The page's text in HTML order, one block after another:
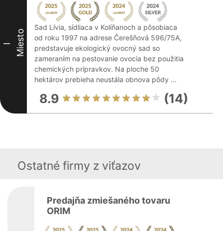
I Miesto
Sad Lívia, sídliaca v Kolíňanoch a pôsobiaca
od roku 1997 na adrese Čerešňová 596/75A,
predstavuje ekologický ovocný sad so
zameraním na pestovanie ovocia bez použitia
chemických prípravkov. Na ploche 50
hektárov prebieha neustála obnova pôdy ...
8.9 (14)
Ostatné firmy z viťazov
Predajňa zmiešaného tovaru
ORIM